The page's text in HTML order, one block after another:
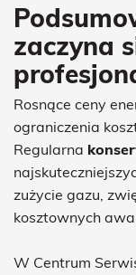
zaczyna
Rosnące ceny
ograniczenia
Regularna
zużycie gazu,
kosztownych
W Centrum